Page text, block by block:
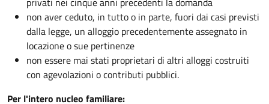
non aver ceduto, in tutto o in parte, fuori dai casi previsti
dalla legge, un alloggio precedentemente assegnato in
locazione o sue pertinenze
non essere mai stati proprietari di altri alloggi costruiti
con agevolazioni o contributi pubblici.
Per l'intero nucleo familiare: